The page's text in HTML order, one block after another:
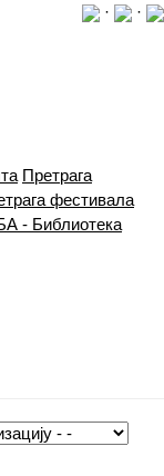
· ·
Претрага
фестивала
- Библиотека